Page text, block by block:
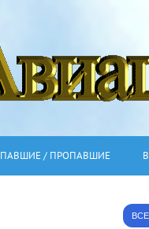
ПАВШИЕ / ПРОПАВШИЕ